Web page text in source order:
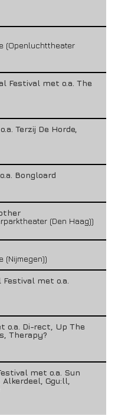
(Openluchttheater
Festival met o.a. The
Terzij De Horde,
Bongloard
(Den Haag))
(Nijmegen))
met o.a.
o.a. Di-rect, Up The
Therapy?
met o.a. Sun
Ggu:ll,